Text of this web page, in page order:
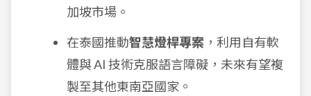
加坡市場。
在泰國推動智慧燈桿專案 ，利用自有軟
體與 AI 技術克服語言障礙，未來有望複
製至其他東南亞國家。